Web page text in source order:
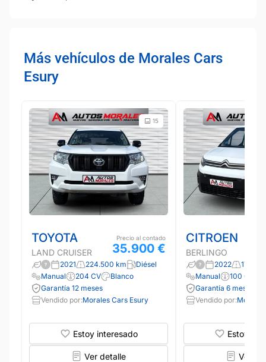
Más vehículos de Morales Cars
Esury
15
TOYOTA
LAND CRUISER
Precio al contado
35.900 €
2021 224.500 km
Diésel
Manual
204 CV
Blanco
Garantía 12 meses
Vendido por:Morales Cars Esury
Estoy interesado
Ver detalle
CITROEN
BERLINGO
2022
Manual
100 CV
Garantía 6 meses
Vendido por:Morales
Estoy
Ver